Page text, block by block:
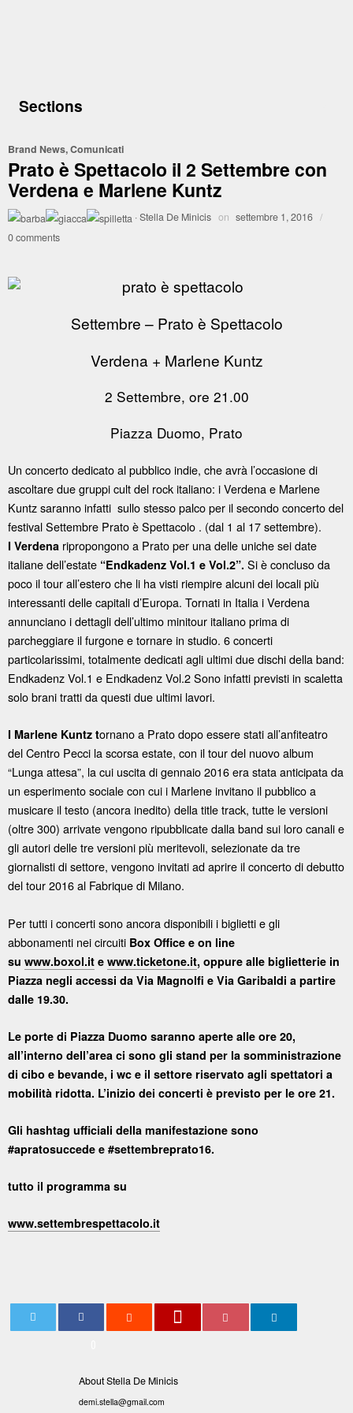
Sections
Brand News,Comunicati
Prato è Spettacolo il 2 Settembre con
Verdena e Marlene Kuntz
·Stella De Minicis on settembre 1, 2016 /
0 comments
Settembre – Prato è Spettacolo
Verdena + Marlene Kuntz
2 Settembre, ore 21.00
Piazza Duomo, Prato
Un concerto dedicato al pubblico indie, che avrà l’occasione di
ascoltare due gruppi cult del rock italiano: i Verdena e Marlene
Kuntz saranno infatti sullo stesso palco per il secondo concerto del
festival Settembre Prato è Spettacolo . (dal 1 al 17 settembre).
I Verdena ripropongono a Prato per una delle uniche sei date
italiane dell’estate “Endkadenz Vol.1 e Vol.2”. Si è concluso da
poco il tour all’estero che li ha visti riempire alcuni dei locali più
interessanti delle capitali d’Europa. Tornati in Italia i Verdena
annunciano i dettagli dell’ultimo minitour italiano prima di
parcheggiare il furgone e tornare in studio. 6 concerti
particolarissimi, totalmente dedicati agli ultimi due dischi della band:
Endkadenz Vol.1 e Endkadenz Vol.2 Sono infatti previsti in scaletta
solo brani tratti da questi due ultimi lavori.
I Marlene Kuntz tornano a Prato dopo essere stati all’anfiteatro
del Centro Pecci la scorsa estate, con il tour del nuovo album
“Lunga attesa”, la cui uscita di gennaio 2016 era stata anticipata da
un esperimento sociale con cui i Marlene invitano il pubblico a
musicare il testo (ancora inedito) della title track, tutte le versioni
(oltre 300) arrivate vengono ripubblicate dalla band sui loro canali e
gli autori delle tre versioni più meritevoli, selezionate da tre
giornalisti di settore, vengono invitati ad aprire il concerto di debutto
del tour 2016 al Fabrique di Milano.
Per tutti i concerti sono ancora disponibili i biglietti e gli
abbonamenti nei circuiti Box Office e on line
su www.boxol.it e www.ticketone.it, oppure alle biglietterie in
Piazza negli accessi da Via Magnolfi e Via Garibaldi a partire
dalle 19.30.
Le porte di Piazza Duomo saranno aperte alle ore 20,
all’interno dell’area ci sono gli stand per la somministrazione
di cibo e bevande, i wc e il settore riservato agli spettatori a
mobilità ridotta. L’inizio dei concerti è previsto per le ore 21.
Gli hashtag ufficiali della manifestazione sono
#apratosuccede e #settembreprato16.
tutto il programma su
www.settembrespettacolo.it
About Stella De Minicis
demi.stella@gmail.com